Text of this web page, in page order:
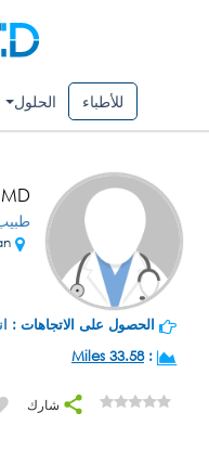
للأطباء الحلول
الحصول على الاتجاهات :
:
33.58 Miles
شارك